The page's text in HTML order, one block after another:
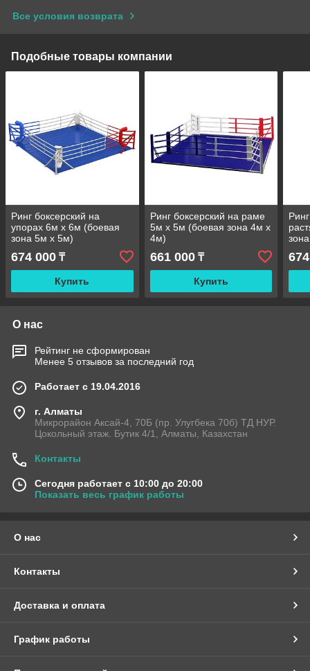
Все условия возврата
Подобные товары компании
Ринг боксерский на
упорах 6м х 6м (боевая
зона 5м х 5м)
674 000 ₸
Купить
Ринг боксерский на раме
5м х 5м (боевая зона 4м х
4м)
661 000₸
Купить
О нас
Рейтинг не сформирован
Менее 5 отзывов за последний год
Работает с 19.04.2016
г. Алматы
Микрорайон Аксай-4, 70Б (пр. Улугбека 70б) ТД НУР.
Цокольный этаж. Бутик 4/1, Алматы, Казахстан
Контакты
Сегодня работает с 10:00 до 20:00
Показать весь график работы
О нас
Контакты
Доставка и оплата
График работы